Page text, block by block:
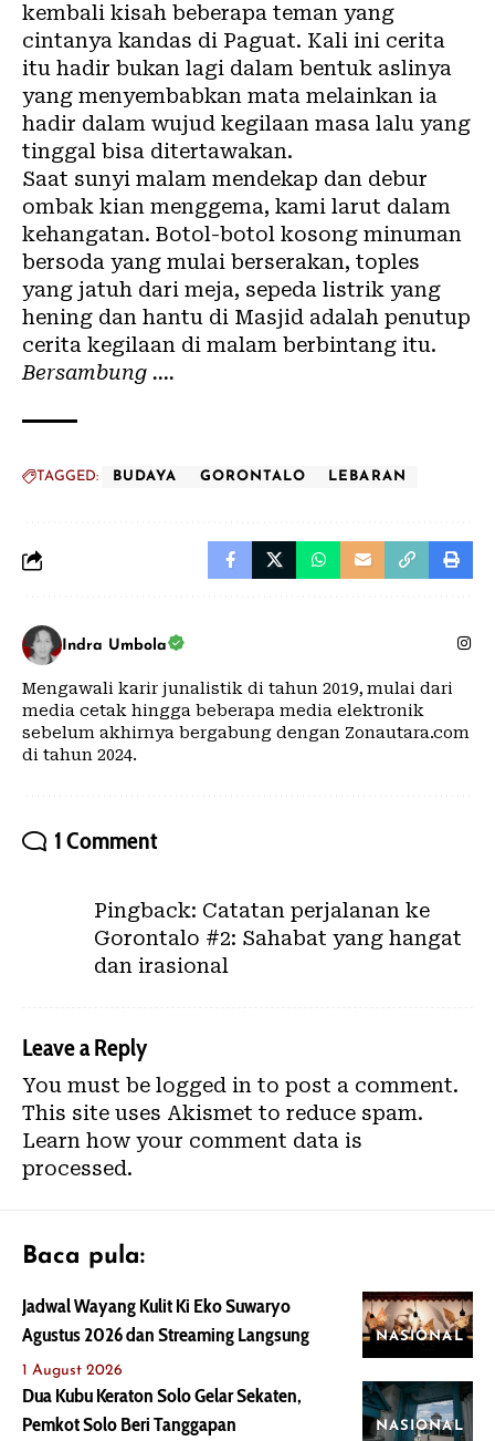
kembali kisah beberapa teman yang
cintanya kandas di Paguat. Kali ini cerita
itu hadir bukan lagi dalam bentuk aslinya
yang menyembabkan mata melainkan ia
hadir dalam wujud kegilaan masa lalu yang
tinggal bisa ditertawakan.
Saat sunyi malam mendekap dan debur
ombak kian menggema, kami larut dalam
kehangatan. Botol-botol kosong minuman
bersoda yang mulai berserakan, toples
yang jatuh dari meja, sepeda listrik yang
hening dan hantu di Masjid adalah penutup
cerita kegilaan di malam berbintang itu.
Bersambung ….
TAGGED: BUDAYA GORONTALO LEBARAN
Indra Umbola
Mengawali karir junalistik di tahun 2019, mulai dari
media cetak hingga beberapa media elektronik
sebelum akhirnya bergabung dengan Zonautara.com
di tahun 2024.
1 Comment
Pingback: Catatan perjalanan ke
Gorontalo #2: Sahabat yang hangat
dan irasional
Leave a Reply
You must be logged in to post a comment.
This site uses Akismet to reduce spam.
Learn how your comment data is
processed.
Baca pula:
NASIONAL
Jadwal Wayang Kulit Ki Eko Suwaryo
Agustus 2026 dan Streaming Langsung
1 August 2026
NASIONAL
Dua Kubu Keraton Solo Gelar Sekaten,
Pemkot Solo Beri Tanggapan